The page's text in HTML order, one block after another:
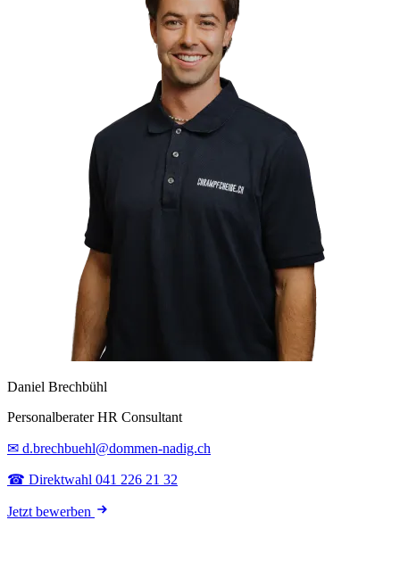
Daniel Brechbühl
Personalberater HR Consultant
✉ d.brechbuehl@dommen-nadig.ch
☎ Direktwahl 041 226 21 32
Jetzt bewerben